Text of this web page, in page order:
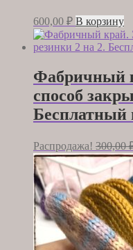
600,00 ₽ В корзину
Фабричный
способ
Бесплатный
Распродажа! 300,00